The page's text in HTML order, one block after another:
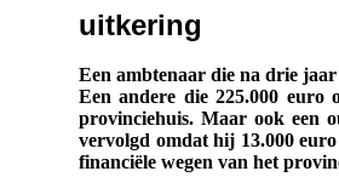
uitkering
Een ambtenaar die na drie
Een andere die 225.000
provinciehuis. Maar ook een
vervolgd omdat hij 13.000
financiële wegen van het